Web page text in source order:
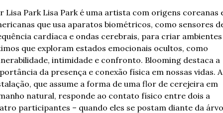
Lisa Park Lisa Park é uma artista com origens coreanas
que usa aparatos biométricos, como sensores
cardíaca e ondas cerebrais, para criar ambientes
que exploram estados emocionais ocultos, como
intimidade e confronto. Blooming destaca a
da presença e conexão física em nossas vidas. A
que assume a forma de uma flor de cerejeira em
natural, responde ao contato físico entre dois a
participantes – quando eles se postam diante da